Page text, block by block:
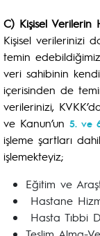
C) Kişisel
Kişisel verilerinizi
temin
veri sahibinin
içerisinden de
verilerinizi,
ve Kanun’un 5. ve
işleme şartları
işlemekteyiz;
Eğitim ve
Hastane
Hasta Tıbbi